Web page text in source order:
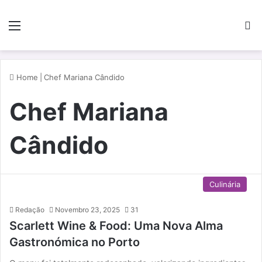
Home Chef Mariana Cândido
Chef Mariana
Cândido
Culinária
Redação Novembro 23, 2025 31
Scarlett Wine & Food: Uma Nova Alma
Gastronómica no Porto